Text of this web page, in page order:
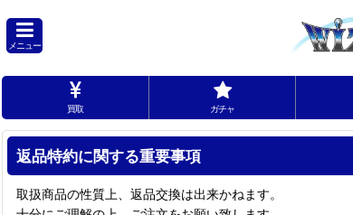
メニュー
買取 ガチャ
返品特約に関する重要事項
取扱商品の性質上、返品交換は出来かねます。